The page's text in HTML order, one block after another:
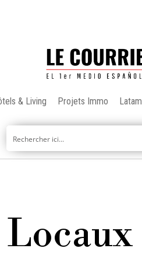
& Living Projets Immo Latam